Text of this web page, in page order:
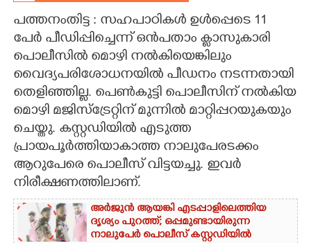
LITERATURE
ZOOM
CONTACT US
പത്തനംതിട്ട : സഹപാഠികൾ ഉൾപ്പെടെ 11
പേർ പീഡിപ്പിച്ചെന്ന് ഒൻപതാം ക്ലാസുകാരി
പൊലീസിൽ മൊഴി നൽകിയെങ്കിലും
വൈദ്യപരിശോധനയിൽ പീഡനം നടന്നതായി
തെളിഞ്ഞില്ല. പെൺകുട്ടി പൊലീസിന് നൽകിയ
മൊഴി മജിസ്ട്രേറ്റിന് മുന്നിൽ മാറ്റിപ്പറയുകയും
ചെയ്തു. കസ്റ്റഡിയിൽ എടുത്ത
പ്രായപൂർത്തിയാകാത്ത നാലുപേരടക്കം
ആറുപേരെ പൊലീസ് വിട്ടയച്ചു. ഇവർ
നിരീക്ഷണത്തിലാണ്.
അർജുൻ ആയങ്കി എടപ്പാളിലെത്തിയ
ദൃശ്യം പുറത്ത്; ഒപ്പമുണ്ടായിരുന്ന
നാലുപേർ പൊലീസ് കസ്റ്റഡിയിൽ